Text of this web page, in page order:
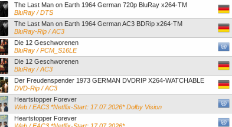
The Last Man on Earth 1964 German 720p BluRay x264-TM
BluRay / DTS
The Last Man on Earth 1964 German AC3 BDRip x264-TM
BluRay-Rip / AC3
Die 12 Geschworenen
BluRay / PCM_S16LE
Die 12 Geschworenen
BluRay / AC3
Der Freudenspender 1973 GERMAN DVDRIP X264-WATCHABLE
DVD-Rip / AC3
Heartstopper Forever
Web / EAC3 *Netflix-Start: 17.07.2026* Dolby Vision
Heartstopper Forever